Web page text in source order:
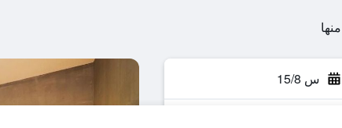
س 15/8